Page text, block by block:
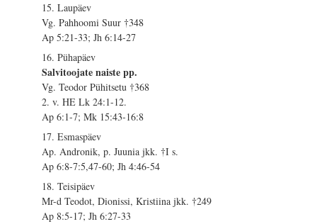
15. Laupäev
Vg. Pahhoomi Suur †348
Ap 5:21-33; Jh 6:14-27
16. Pühapäev
Salvitoojate naiste pp.
Vg. Teodor Pühitsetu †368
2. v. HE Lk 24:1-12.
Ap 6:1-7; Mk 15:43-16:8
17. Esmaspäev
Ap. Andronik, p. Juunia jkk. †I s.
Ap 6:8-7:5,47-60; Jh 4:46-54
18. Teisipäev
Mr-d Teodot, Dionissi, Kristiina jkk. †249
Ap 8:5-17; Jh 6:27-33